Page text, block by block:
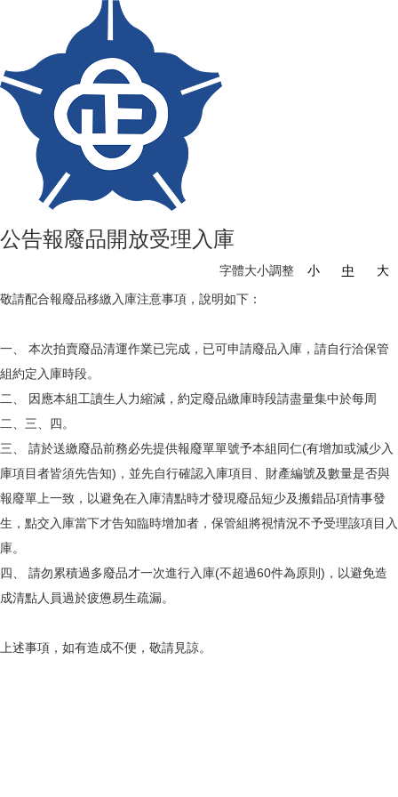
公告報廢品開放受理入庫
字體大小調整 小 中
大
敬請配合報廢品移繳入庫注意事項，說明如下：
一、 本次拍賣廢品清運作業已完成，已可申請廢品入庫，請自行洽保管
組約定入庫時段。
二、 因應本組工讀生人力縮減，約定廢品繳庫時段請盡量集中於每周
二、三、四。
三、 請於送繳廢品前務必先提供報廢單單號予本組同仁(有增加或減少入
庫項目者皆須先告知)，並先自行確認入庫項目、財產編號及數量是否與
報廢單上一致，以避免在入庫清點時才發現廢品短少及搬錯品項情事發
生，點交入庫當下才告知臨時增加者，保管組將視情況不予受理該項目入
庫。
四、 請勿累積過多廢品才一次進行入庫(不超過60件為原則)，以避免造
成清點人員過於疲憊易生疏漏。
上述事項，如有造成不便，敬請見諒。